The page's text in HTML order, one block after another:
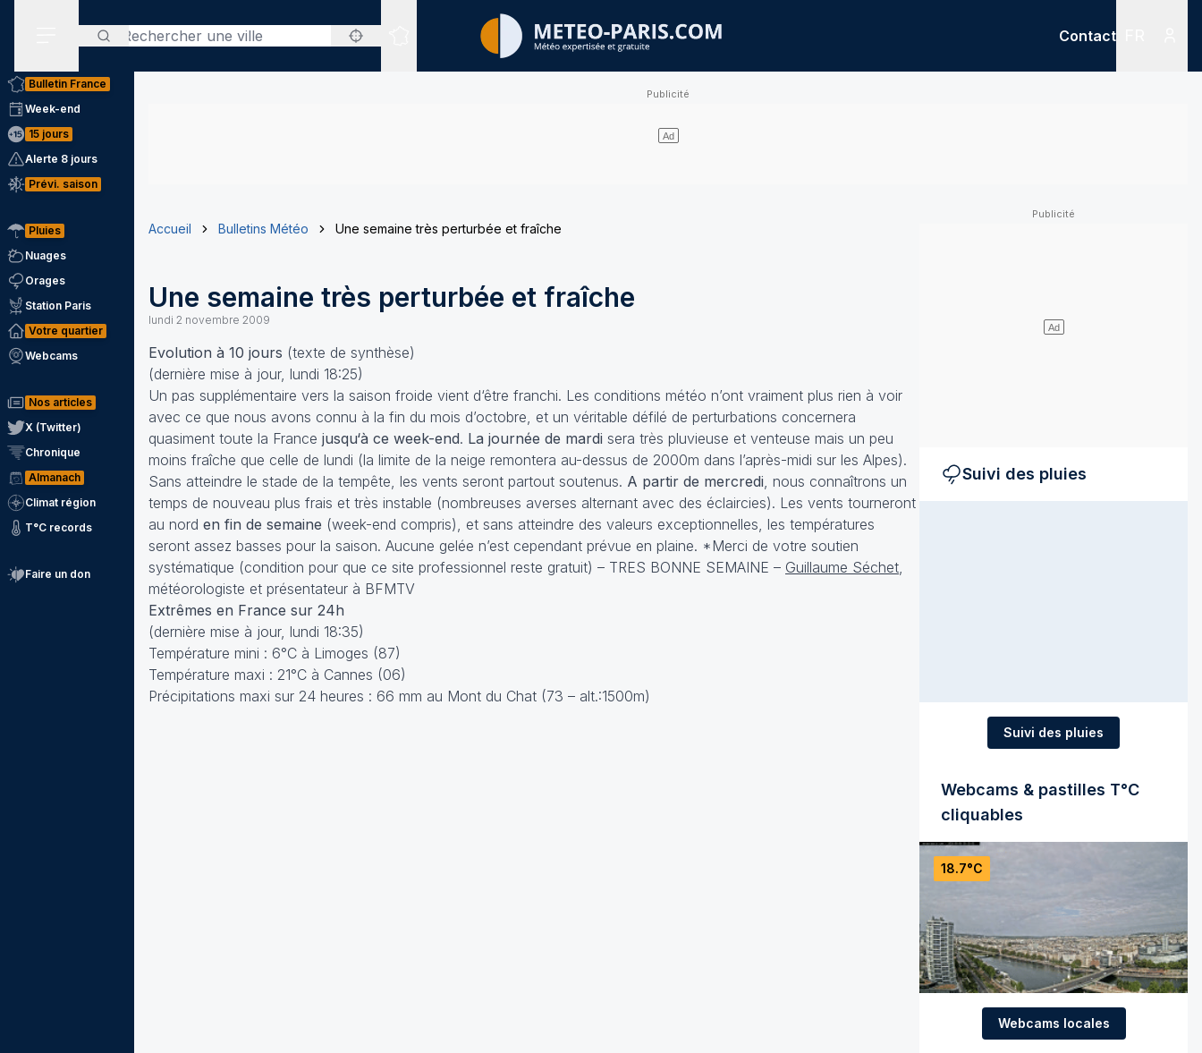
Rechercher
Sites expertisés
Contact
Bulletin France
Week-end
15 jours
Alerte 8 jours
Prévi. saison
Pluies
Nuages
Orages
Station Paris
Votre quartier
Webcams
Nos articles
X (Twitter)
Chronique
Almanach
Climat région
T°C records
Faire un don
Accueil Bulletins Météo Une semaine très perturbée et fraîche
Une semaine très perturbée et fraîche
lundi 2 novembre 2009
Evolution à 10 jours (texte de synthèse)
(dernière mise à jour, lundi 18:25)
Un pas supplémentaire vers la saison froide vient d‘être franchi. Les conditions météo n’ont vraiment plus rien à voir
avec ce que nous avons connu à la fin du mois d’octobre, et un véritable défilé de perturbations concernera
quasiment toute la France jusqu‘à ce week-end. La journée de mardi sera très pluvieuse et venteuse mais un peu
moins fraîche que celle de lundi (la limite de la neige remontera au-dessus de 2000m dans l’après-midi sur les Alpes).
Sans atteindre le stade de la tempête, les vents seront partout soutenus. A partir de mercredi, nous connaîtrons un
temps de nouveau plus frais et très instable (nombreuses averses alternant avec des éclaircies). Les vents tourneront
au nord en fin de semaine (week-end compris), et sans atteindre des valeurs exceptionnelles, les températures
seront assez basses pour la saison. Aucune gelée n’est cependant prévue en plaine. *Merci de votre soutien
systématique (condition pour que ce site professionnel reste gratuit) – TRES BONNE SEMAINE – Guillaume Séchet,
météorologiste et présentateur à BFMTV
Extrêmes en France sur 24h
(dernière mise à jour, lundi 18:35)
Température mini : 6°C à Limoges (87)
Température maxi : 21°C à Cannes (06)
Précipitations maxi sur 24 heures : 66 mm au Mont du Chat (73 – alt.:1500m)
Suivi des pluies
Suivi des pluies
Webcams & pastilles T°C
cliquables
18.7°C
Webcams locales